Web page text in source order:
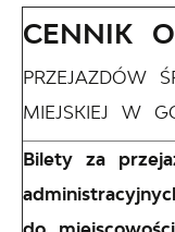
CENNIK
PRZEJAZDÓW
MIEJSKIEJ W
Bilety za